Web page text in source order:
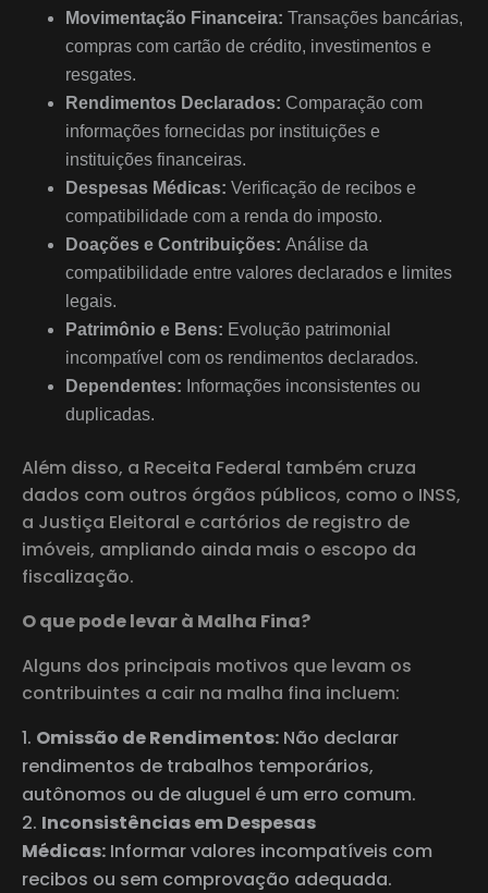
Movimentação Financeira: Transações bancárias,
compras com cartão de crédito, investimentos e
resgates.
Rendimentos Declarados: Comparação com
informações fornecidas por instituições e
instituições financeiras.
Despesas Médicas: Verificação de recibos e
compatibilidade com a renda do imposto.
Doações e Contribuições: Análise da
compatibilidade entre valores declarados e limites
legais.
Patrimônio e Bens: Evolução patrimonial
incompatível com os rendimentos declarados.
Dependentes: Informações inconsistentes ou
duplicadas.
Além disso, a Receita Federal também cruza
dados com outros órgãos públicos, como o INSS,
a Justiça Eleitoral e cartórios de registro de
imóveis, ampliando ainda mais o escopo da
fiscalização.
O que pode levar à Malha Fina?
Alguns dos principais motivos que levam os
contribuintes a cair na malha fina incluem:
Omissão de Rendimentos: Não declarar
rendimentos de trabalhos temporários,
autônomos ou de aluguel é um erro comum.
Inconsistências em Despesas
Médicas: Informar valores incompatíveis com
recibos ou sem comprovação adequada.